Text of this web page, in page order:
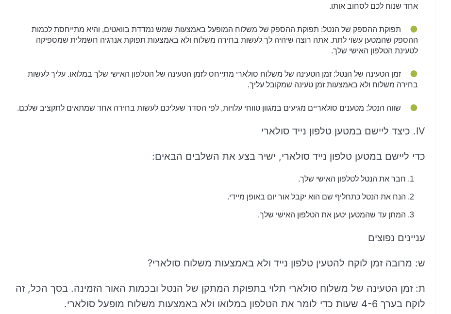
אחד שנוח לכם לסחוב אותו.
תפוקת ההספק של הנטל: תפוקת ההספק של משלוח המופעל באמצעות שמש נמדדת בוואטים, והיא מתייחסת לכמות
ההספק שהמטען עשוי לתת. אתה רוצה שיהיה לך לעשות בחירה משלוח ולא באמצעות תפוקת אנרגיה חשמלית שמספיקה
לטעינת הטלפון האישי שלך.
זמן הטעינה של הנטל: זמן הטעינה של משלוח סולארי מתייחס לזמן הטעינה של הטלפון האישי שלך במלואו. עליך לעשות
בחירה משלוח ולא באמצעות זמן טעינה שמקובל עליך.
שווה הנטל: מטענים סולאריים מגיעים במגוון טווחי עלויות, לפי הסדר שעליכם לעשות בחירה אחד שמתאים לתקציב שלכם.
IV. כיצד ליישם במטען טלפון נייד סולארי
כדי ליישם במטען טלפון נייד סולארי, ישיר בצע את השלבים הבאים:
חבר את הנטל לטלפון האישי שלך.
הנח את הנטל כתחליף שם הוא יקבל אור יום באופן מיידי.
המתן עד שהמטען יטען את הטלפון האישי שלך.
עניינים נפוצים
ש: מרובה זמן לוקח להטעין טלפון נייד ולא באמצעות משלוח סולארי?
ת: זמן הטעינה של משלוח סולארי תלוי בתפוקת המתקן של הנטל ובכמות האור הזמינה. בסך הכל, זה
לוקח בערך 4-6 שעות כדי לומר את הטלפון במלואו ולא באמצעות משלוח מופעל סולארי.